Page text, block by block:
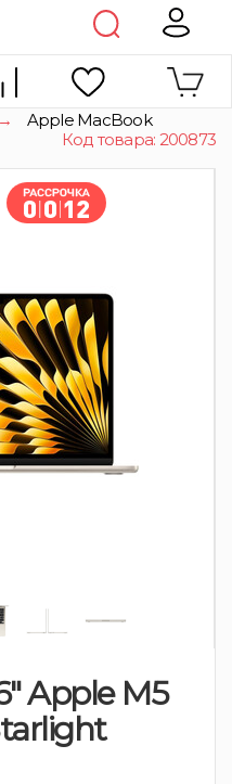
Apple MacBook
Код товара: 200873
Apple M5